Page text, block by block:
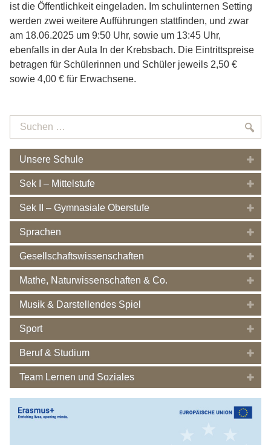
ist die Öffentlichkeit eingeladen. Im schulinternen Setting
werden zwei weitere Aufführungen stattfinden, und zwar
am 18.06.2025 um 9:50 Uhr, sowie um 13:45 Uhr,
ebenfalls in der Aula In der Krebsbach. Die Eintrittspreise
betragen für Schülerinnen und Schüler jeweils 2,50 €
sowie 4,00 € für Erwachsene.
Suchen
…
Unsere Schule
Sek I – Mittelstufe
Sek II – Gymnasiale Oberstufe
Sprachen
Gesellschaftswissenschaften
Mathe, Naturwissenschaften & Co.
Musik & Darstellendes Spiel
Sport
Beruf & Studium
Team Lernen und Soziales